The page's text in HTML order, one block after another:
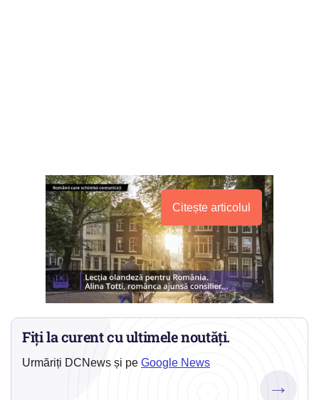
Citește articolul
Fiți la curent cu ultimele noutăți.
Urmăriți DCNews și pe Google News
→